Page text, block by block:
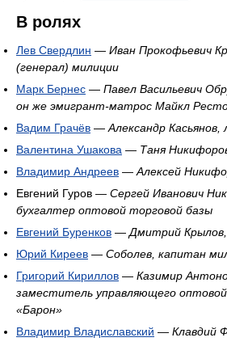
В ролях
Лев Свердлин — Иван Прокофьевич
(генерал) милиции
Марк Бернес — Павел Васильевич
он же эмигрант-матрос Майкл
Вадим Грачёв — Александр
Валентина Ушакова — Таня
Владимир Андреев — Алексей
Евгений Гуров — Сергей Иванович
бухгалтер оптовой торговой базы
Евгений Буренков — Дмитрий
Юрий Киреев — Соболев, капитан
Григорий Кириллов — Казимир
заместитель управляющего оптовой
«Барон»
Владимир Владиславский — Клавдий